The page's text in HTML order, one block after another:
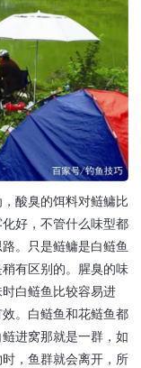
酸臭的饵料对鲢鳙比
好，不管什么味型都
。只是鲢鳙是白鲢鱼
有区别的。腥臭的味
白鲢鱼比较容易进
。白鲢鱼和花鲢鱼都
进窝那就是一群，如
，鱼群就会离开，所